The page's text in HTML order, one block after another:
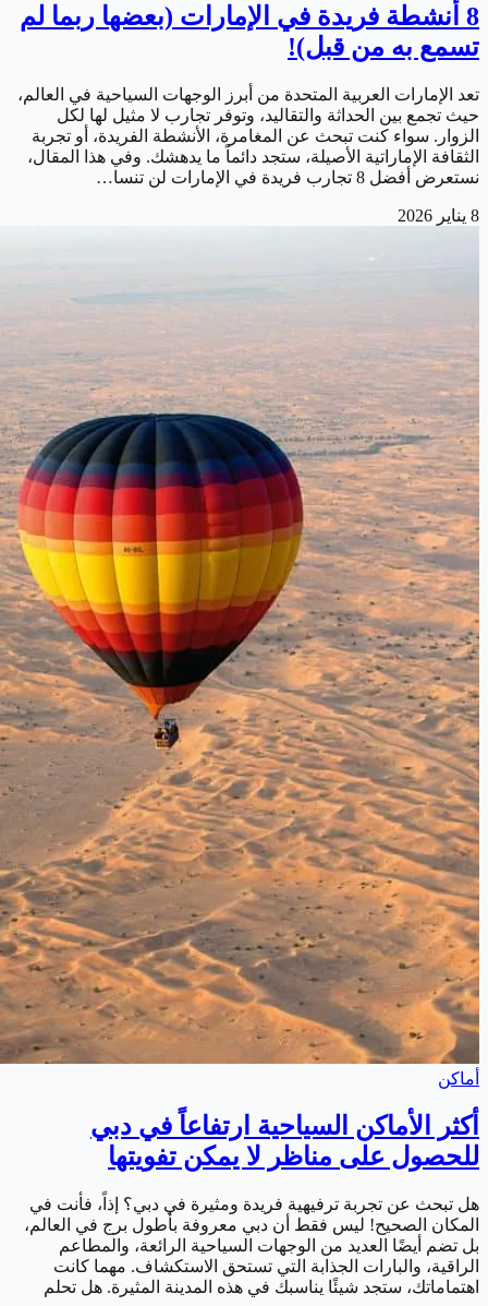
8 أنشطة فريدة في الإمارات (بعضها ربما لم
تسمع به من قبل)!
تعد الإمارات العربية المتحدة من أبرز الوجهات السياحية في العالم،
حيث تجمع بين الحداثة والتقاليد، وتوفر تجارب لا مثيل لها لكل
الزوار. سواء كنت تبحث عن المغامرة، الأنشطة الفريدة، أو تجربة
الثقافة الإماراتية الأصيلة، ستجد دائماً ما يدهشك. وفي هذا المقال،
نستعرض أفضل 8 تجارب فريدة في الإمارات لن تنسا…
8 يناير 2026
أماكن
أكثر الأماكن السياحية ارتفاعاً في دبي
للحصول على مناظر لا يمكن تفويتها
هل تبحث عن تجربة ترفيهية فريدة ومثيرة في دبي؟ إذاً، فأنت في
المكان الصحيح! ليس فقط أن دبي معروفة بأطول برج في العالم،
بل تضم أيضًا العديد من الوجهات السياحية الرائعة، والمطاعم
الراقية، والبارات الجذابة التي تستحق الاستكشاف. مهما كانت
اهتماماتك، ستجد شيئًا يناسبك في هذه المدينة المثيرة. هل تحلم